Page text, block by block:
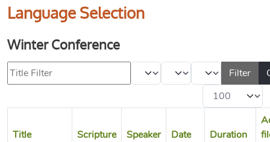
Language Selection
Winter Conference
Filter
- Select Book -
- Select Month -
- Year - Filter
Display #
Title Scripture Speaker Date Duration